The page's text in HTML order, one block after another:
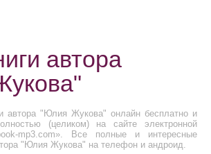
автора
автора "Юлия Жукова" онлайн бесплатно и
(целиком) на сайте электронной
mp3.com». Все полные и интересные
"Юлия Жукова" на телефон и андроид.